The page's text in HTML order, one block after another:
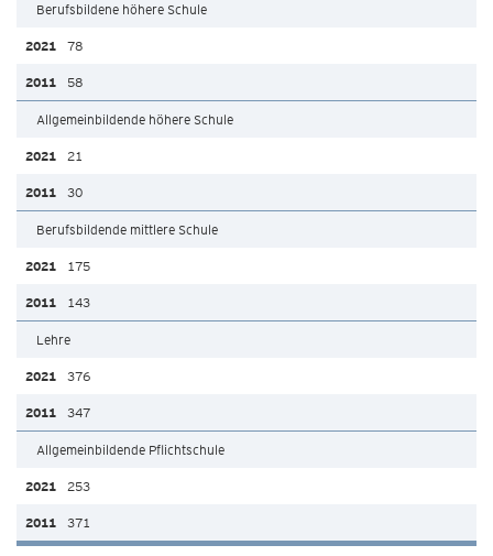
Berufsbildene höhere Schule
78
58
Allgemeinbildende höhere Schule
21
30
Berufsbildende mittlere Schule
175
143
Lehre
376
347
Allgemeinbildende Pflichtschule
253
371